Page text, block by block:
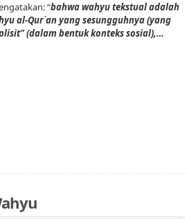
“bahwa wahyu tekstual adalah
al-Qur`an yang sesungguhnya (yang
(dalam bentuk konteks sosial),…